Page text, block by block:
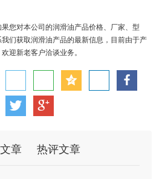
您对本公司的润滑油产品价格、厂家、型
们获取润滑油产品的最新信息，目前由于产
迎新老客户洽谈业务。
章 热评文章